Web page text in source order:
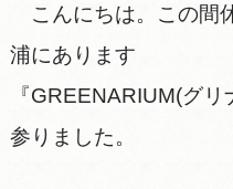
こんにちは。この間
浦にあります
『GREENARIUM(グ
参りました。